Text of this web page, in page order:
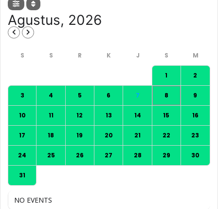
Agustus, 2026
1 2
3 4 5 6 7 8 9
10 11 12 13 14 15 16
17 18 19 20 21 22 23
24 25 26 27 28 29 30
31
NO EVENTS